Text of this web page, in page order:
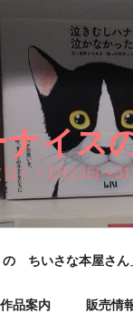
ナイス
）＊1月23日〜
の ちいさな本屋さ
品案内 販売情